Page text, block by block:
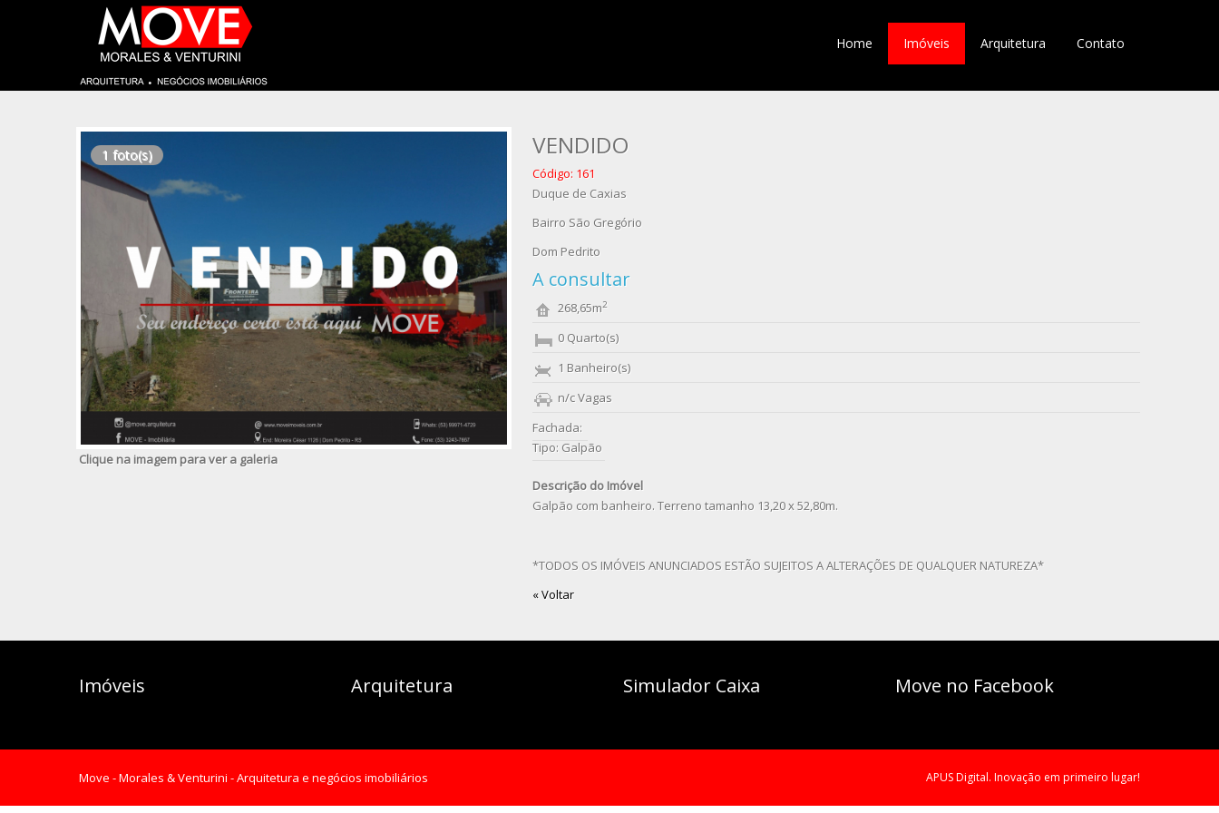
Home Imóveis Arquitetura Contato
1 foto(s)
Clique na imagem para ver a galeria
VENDIDO
Código: 161
Duque de Caxias
Bairro São Gregório
Dom Pedrito
A consultar
268,65m2
0 Quarto(s)
1 Banheiro(s)
n/c Vagas
Fachada:
Tipo: Galpão
Descrição do Imóvel
Galpão com banheiro. Terreno tamanho 13,20 x 52,80m.
*TODOS OS IMÓVEIS ANUNCIADOS ESTÃO SUJEITOS A ALTERAÇÕES DE QUALQUER NATUREZA*
« Voltar
Imóveis Arquitetura Simulador Caixa Move no Facebook
Move - Morales & Venturini - Arquitetura e negócios imobiliários APUS Digital. Inovação em primeiro lugar!